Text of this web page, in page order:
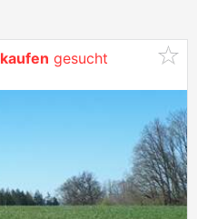
kaufen gesucht